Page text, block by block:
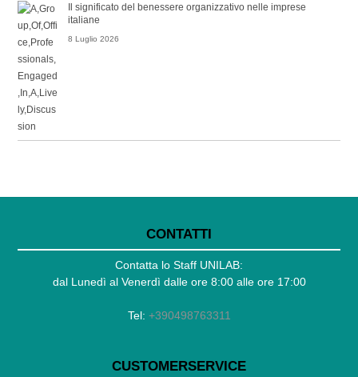
Il significato del benessere organizzativo nelle imprese
italiane
8 Luglio 2026
CONTATTI
Contatta lo Staff UNILAB:
dal Lunedì al Venerdì dalle ore 8:00 alle ore 17:00
Tel: +390498763311
CUSTOMERSERVICE